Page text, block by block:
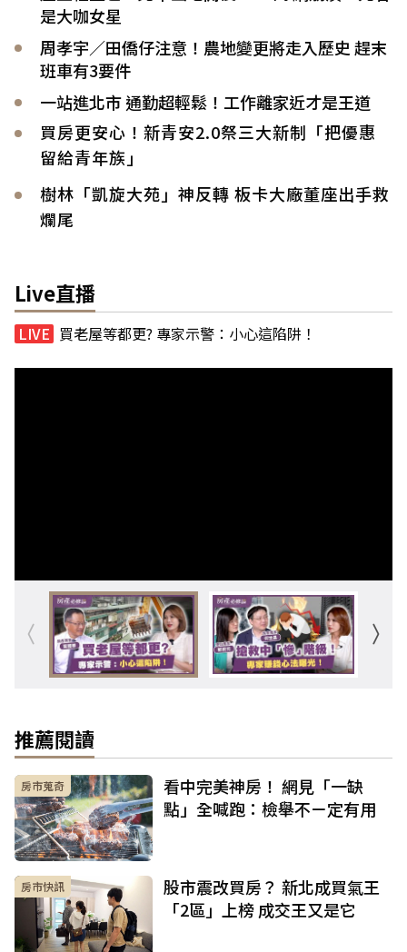
是大咖女星
周孝宇／田僑仔注意！農地變更將走入歷史 趕末
班車有3要件
一站進北市 通勤超輕鬆！工作離家近才是王道
買房更安心！新青安2.0祭三大新制「把優惠
留給青年族」
樹林「凱旋大苑」神反轉 板卡大廠董座出手救
爛尾
Live直播
買老屋等都更? 專家示警：小心這陷阱！
推薦閱讀
房市蒐奇
看中完美神房！ 網見「一缺
點」全喊跑：檢舉不ㄧ定有用
房市快訊
股市震改買房？ 新北成買氣王
「2區」上榜 成交王又是它